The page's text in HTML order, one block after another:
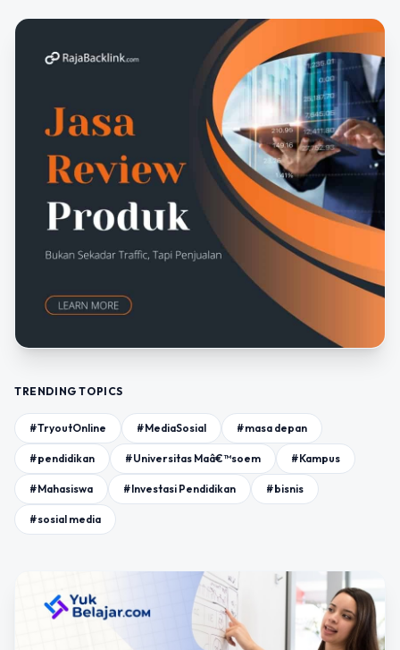
TRENDING TOPICS
#TryoutOnline #MediaSosial #masa depan
#pendidikan #Universitas Maâ€™soem #Kampus
#Mahasiswa #Investasi Pendidikan #bisnis
#sosial media